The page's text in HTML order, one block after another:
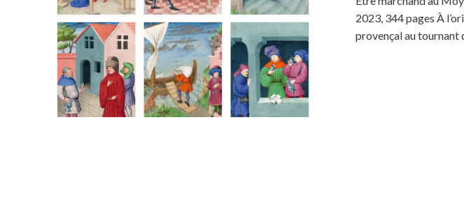
2023, 344 pages À
provençal au tournant